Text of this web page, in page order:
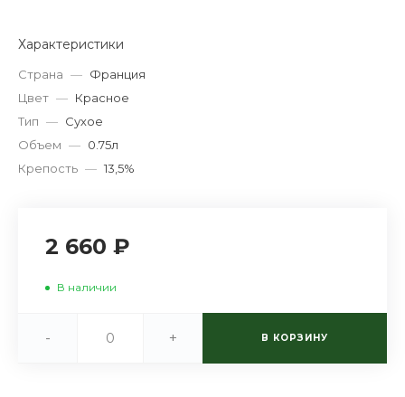
Характеристики
Страна — Франция
Цвет — Красное
Тип — Сухое
Объем — 0.75л
Крепость — 13,5%
2 660 ₽
В наличии
- + В КОРЗИНУ